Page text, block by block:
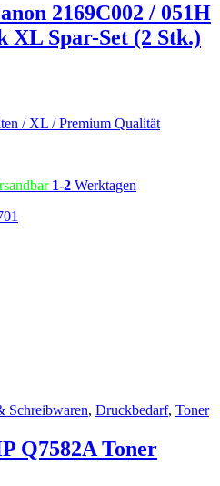
2169C002 / 051H
XL Spar-Set (2 Stk.)
/ XL / Premium Qualität
1-2 Werktagen
Schreibwaren, Druckbedarf, Toner
Q7582A Toner